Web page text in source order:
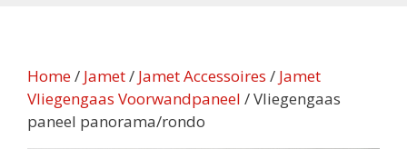
Home/ Jamet/ Jamet Accessoires / Jamet
Vliegengaas Voorwandpaneel / Vliegengaas
paneel panorama/rondo